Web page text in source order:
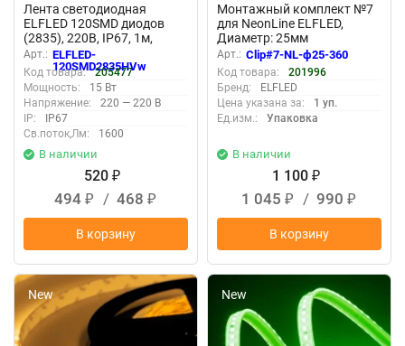
Лента светодиодная
ELFLED 120SMD диодов
(2835), 220В, IP67, 1м,
белый 6500-7000К
Арт.: ELFLED-
120SMD2835HVw
Код товара:
205477
Мощность:
15 Вт
Напряжение:
220 — 220 В
IP:
IP67
Св.поток,Лм:
1600
В наличии
520 ₽
494 ₽ / 468 ₽
В корзину
Монтажный комплект №7
для NeonLine ELFLED,
Диаметр: 25мм
Арт.: Clip#7-NL-ф25-360
Код товара:
201996
Бренд:
ELFLED
Цена указана за:
1 уп.
Ед.изм.:
Упаковка
В наличии
1 100 ₽
1 045 ₽ / 990 ₽
В корзину
New New